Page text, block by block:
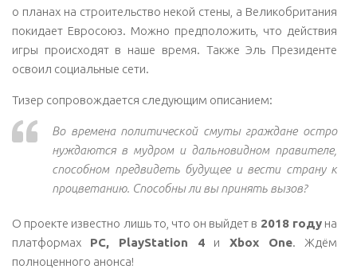
о планах на строительство некой стены, а Великобритания
покидает Евросоюз. Можно предположить, что действия
игры происходят в наше время. Также Эль Президенте
освоил социальные сети.
Тизер сопровождается следующим описанием:
Во времена политической смуты граждане остро
нуждаются в мудром и дальновидном правителе,
способном предвидеть будущее и вести страну к
процветанию. Способны ли вы принять вызов?
О проекте известно лишь то, что он выйдет в 2018 годуна
платформах PC, PlayStation 4 и Xbox One. Ждём
полноценного анонса!